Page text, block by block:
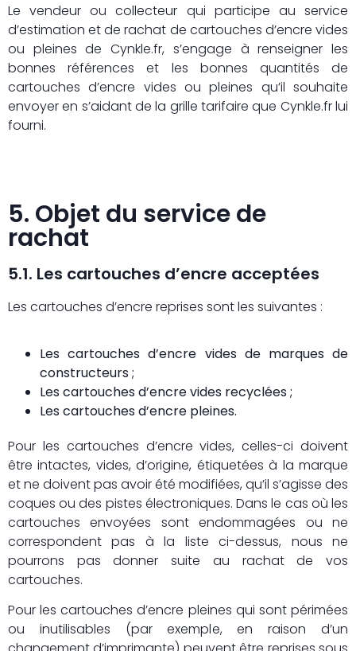
Le vendeur ou collecteur qui participe au service
d’estimation et de rachat de cartouches d’encre vides
ou pleines de Cynkle.fr, s’engage à renseigner les
bonnes références et les bonnes quantités de
cartouches d’encre vides ou pleines qu’il souhaite
envoyer en s’aidant de la grille tarifaire que Cynkle.fr lui
fourni.
5. Objet du service de
rachat
5.1. Les cartouches d’encre acceptées
Les cartouches d’encre reprises sont les suivantes :
Les cartouches d’encre vides de marques de
constructeurs ;
Les cartouches d’encre vides recyclées ;
Les cartouches d’encre pleines.
Pour les cartouches d’encre vides, celles-ci doivent
être intactes, vides, d’origine, étiquetées à la marque
et ne doivent pas avoir été modifiées, qu’il s’agisse des
coques ou des pistes électroniques. Dans le cas où les
cartouches envoyées sont endommagées ou ne
correspondent pas à la liste ci-dessus, nous ne
pourrons pas donner suite au rachat de vos
cartouches.
Pour les cartouches d’encre pleines qui sont périmées
ou inutilisables (par exemple, en raison d’un